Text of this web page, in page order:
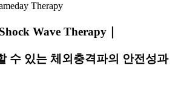
Therapy
Wave Therapy｜
수 있는 체외충격파의 안전성과